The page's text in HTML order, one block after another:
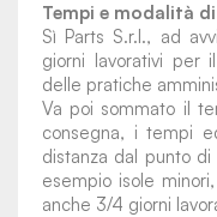
Tempi e modalità
Sì Parts S.r.l., ad
giorni lavorativi per
delle pratiche
Va poi sommato il
consegna, i tempi
distanza dal punto
esempio isole
anche 3/4 giorni